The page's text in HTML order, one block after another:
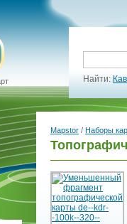
Найти:
Mapstor / Наборы